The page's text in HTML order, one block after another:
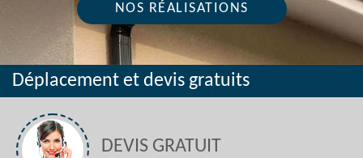
NOS RÉALISATIONS
Déplacement et devis gratuits
DEVIS GRATUIT